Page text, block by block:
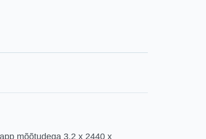
mõõtudega 3.2 x 2440 x